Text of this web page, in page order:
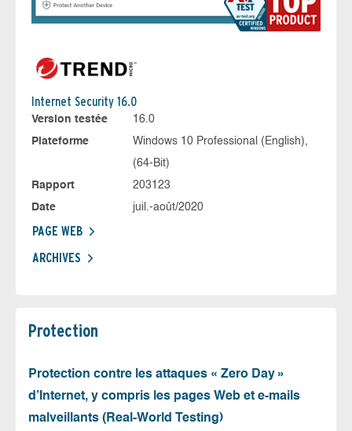
Internet Security 16.0
Version testée
16.0
Plateforme
Windows 10 Professional (English),
(64-Bit)
Rapport
203123
Date
juil.-août/2020
PAGE WEB
ARCHIVES
Protection
Protection contre les attaques « Zero Day »
d’Internet, y compris les pages Web et e-mails
malveillants (Real-World Testing)